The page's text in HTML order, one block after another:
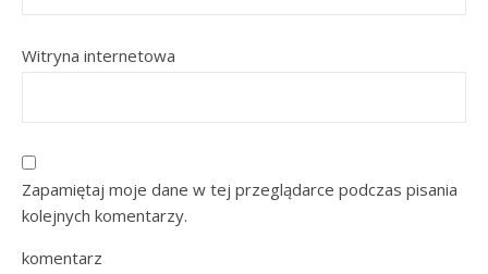
Witryna internetowa
Zapamiętaj moje dane w tej przeglądarce podczas pisania
kolejnych komentarzy.
komentarz